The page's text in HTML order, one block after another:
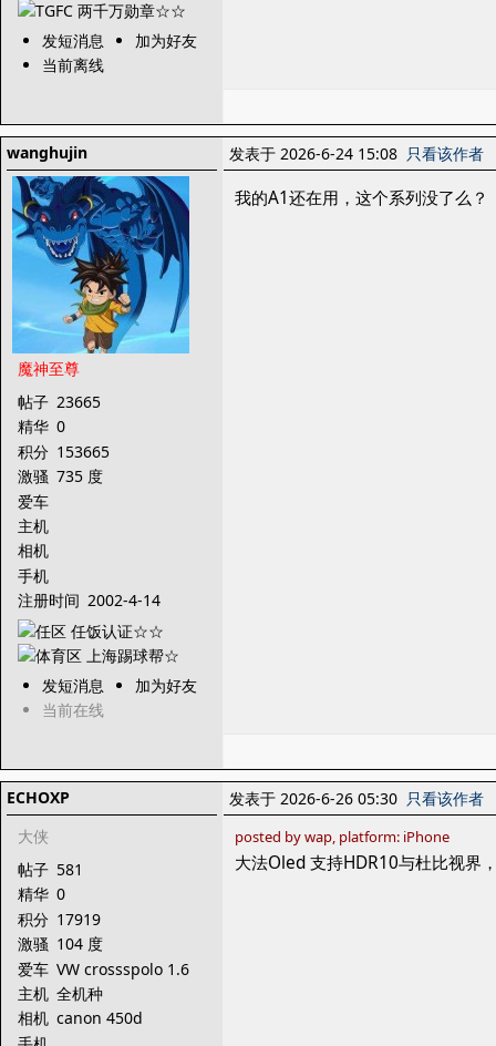
发短消息
加为好友
当前离线
wanghujin
魔神至尊
帖子 23665
精华 0
积分 153665
激骚 735 度
爱车
主机
相机
手机
注册时间 2002-4-14
发短消息
加为好友
当前在线
发表于 2026-6-24 15:08 只看该作者
我的A1还在用，这个系列没了么？
ECHOXP
大侠
帖子 581
精华 0
积分 17919
激骚 104 度
爱车 VW crossspolo 1.6
MT
主机 全机种
相机 canon 450d
发表于 2026-6-26 05:30 只看该作者
posted by wap, platform: iPhone
大法Oled 支持HDR10与杜比视界